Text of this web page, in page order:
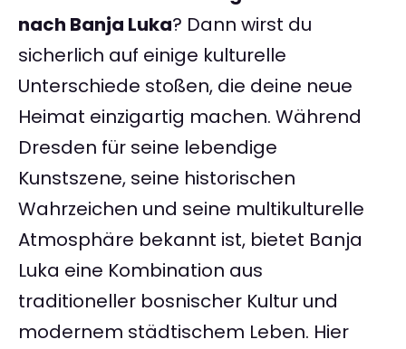
nach Banja Luka? Dann wirst du
sicherlich auf einige kulturelle
Unterschiede stoßen, die deine neue
Heimat einzigartig machen. Während
Dresden für seine lebendige
Kunstszene, seine historischen
Wahrzeichen und seine multikulturelle
Atmosphäre bekannt ist, bietet Banja
Luka eine Kombination aus
traditioneller bosnischer Kultur und
modernem städtischem Leben. Hier